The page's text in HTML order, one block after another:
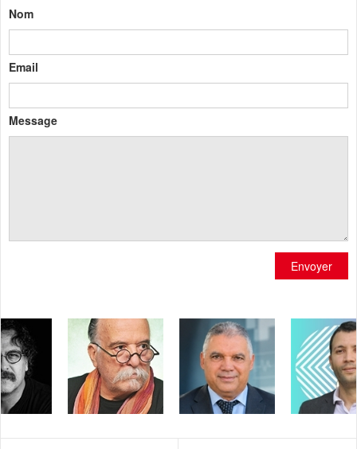
Nom
Email
Message
Envoyer